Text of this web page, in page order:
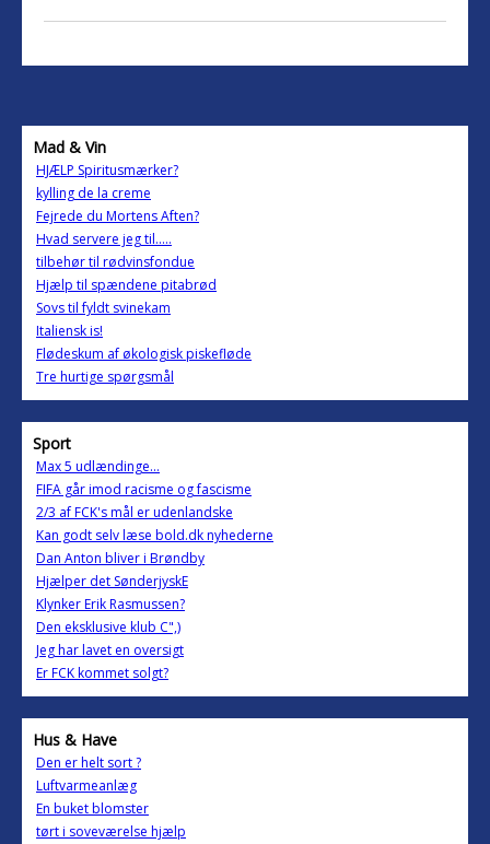
Mad & Vin
HJÆLP Spiritusmærker?
kylling de la creme
Fejrede du Mortens Aften?
Hvad servere jeg til.....
tilbehør til rødvinsfondue
Hjælp til spændene pitabrød
Sovs til fyldt svinekam
Italiensk is!
Flødeskum af økologisk piskefløde
Tre hurtige spørgsmål
Sport
Max 5 udlændinge...
FIFA går imod racisme og fascisme
2/3 af FCK's mål er udenlandske
Kan godt selv læse bold.dk nyhederne
Dan Anton bliver i Brøndby
Hjælper det SønderjyskE
Klynker Erik Rasmussen?
Den eksklusive klub C",)
Jeg har lavet en oversigt
Er FCK kommet solgt?
Hus & Have
Den er helt sort ?
Luftvarmeanlæg
En buket blomster
tørt i soveværelse hjælp